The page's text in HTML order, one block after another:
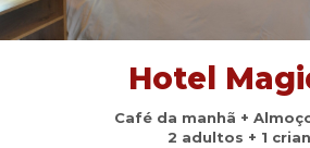
Hotel
Café da manhã +
2 adultos + 1